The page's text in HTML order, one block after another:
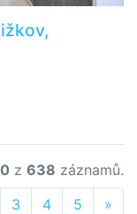
z 638 záznamů.
3 4 5 »